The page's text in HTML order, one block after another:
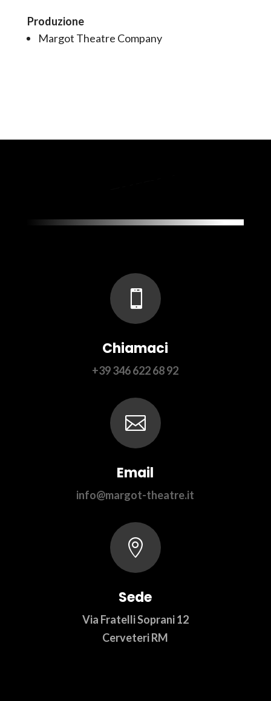
Produzione
Margot Theatre Company

Chiamaci
+39 346 622 68 92

Email
info@margot-theatre.it

Sede
Via Fratelli Soprani 12
Cerveteri RM